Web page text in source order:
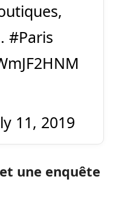
#Paris
11, 2019
une enquête